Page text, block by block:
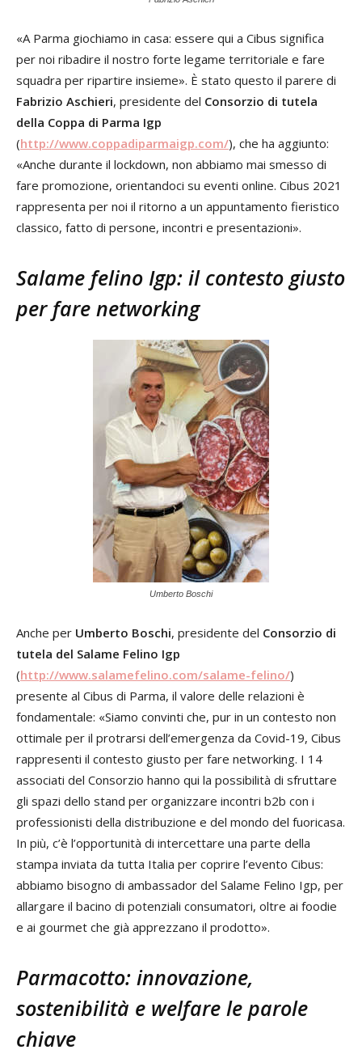
«A Parma giochiamo in casa: essere qui a Cibus significa
per noi ribadire il nostro forte legame territoriale e fare
squadra per ripartire insieme». È stato questo il parere di
Fabrizio Aschieri, presidente del Consorzio di tutela
della Coppa di Parma Igp
(http://www.coppadiparmaigp.com/), che ha aggiunto:
«Anche durante il lockdown, non abbiamo mai smesso di
fare promozione, orientandoci su eventi online. Cibus 2021
rappresenta per noi il ritorno a un appuntamento fieristico
classico, fatto di persone, incontri e presentazioni».
Salame felino Igp: il contesto giusto
per fare networking
Umberto Boschi
Anche per Umberto Boschi, presidente del Consorzio di
tutela del Salame Felino Igp
(http://www.salamefelino.com/salame-felino/)
presente al Cibus di Parma, il valore delle relazioni è
fondamentale: «Siamo convinti che, pur in un contesto non
ottimale per il protrarsi dell’emergenza da Covid-19, Cibus
rappresenti il contesto giusto per fare networking. I 14
associati del Consorzio hanno qui la possibilità di sfruttare
gli spazi dello stand per organizzare incontri b2b con i
professionisti della distribuzione e del mondo del fuoricasa.
In più, c’è l’opportunità di intercettare una parte della
stampa inviata da tutta Italia per coprire l’evento Cibus:
abbiamo bisogno di ambassador del Salame Felino Igp, per
allargare il bacino di potenziali consumatori, oltre ai foodie
e ai gourmet che già apprezzano il prodotto».
Parmacotto: innovazione,
sostenibilità e welfare le parole
chiave